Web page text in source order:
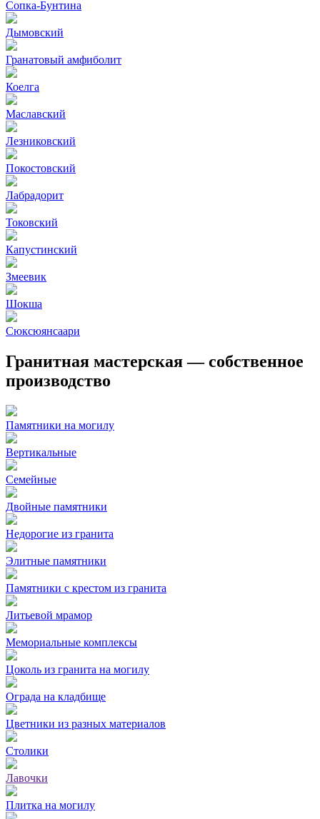
Сопка-Бунтина
Дымовский
Гранатовый амфиболит
Коелга
Маславский
Лезниковский
Покостовский
Лабрадорит
Токовский
Капустинский
Змеевик
Шокша
Сюксюянсаари
Гранитная мастерская — собственное
производство
Памятники на могилу
Вертикальные
Семейные
Двойные памятники
Недорогие из гранита
Элитные памятники
Памятники с крестом из гранита
Литьевой мрамор
Мемориальные комплексы
Цоколь из гранита на могилу
Ограда на кладбище
Цветники из разных материалов
Столики
Лавочки
Плитка на могилу